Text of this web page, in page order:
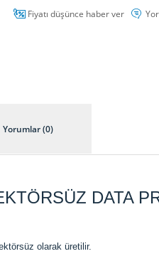
Fiyatı düşünce haber ver
Yorumlar (0)
DATA
olarak üretilir.